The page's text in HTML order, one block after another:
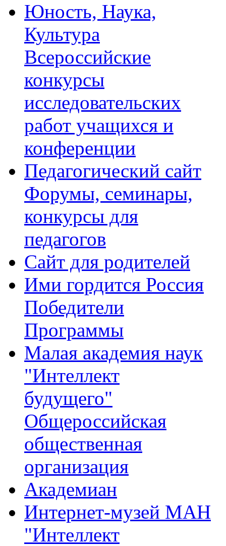
Юность, Наука,
Культура
Всероссийские
конкурсы
исследовательских
работ учащихся и
конференции
Педагогический сайт
Форумы, семинары,
конкурсы для
педагогов
Сайт для родителей
Ими гордится Россия
Победители
Программы
Малая академия наук
"Интеллект
будущего"
Общероссийская
общественная
организация
Академиан
Интернет-музей МАН
"Интеллект